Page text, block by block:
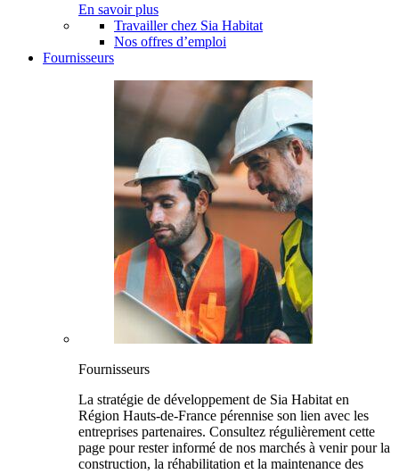
En savoir plus
Travailler chez Sia Habitat
Nos offres d’emploi
Fournisseurs
Fournisseurs
La stratégie de développement de Sia Habitat en
Région Hauts-de-France pérennise son lien avec les
entreprises partenaires. Consultez régulièrement cette
page pour rester informé de nos marchés à venir pour la
construction, la réhabilitation et la maintenance des